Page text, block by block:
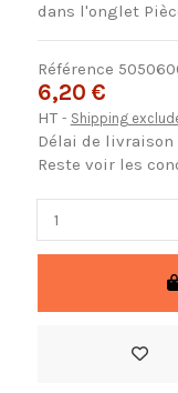
dans l'onglet
Référence
6,20 €
HT Shipping
Délai de livraison
Reste voir les